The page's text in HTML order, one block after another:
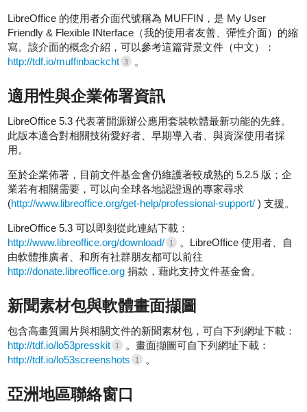
LibreOffice 的使用者介面代號稱為 MUFFIN，是 My User
Friendly & Flexible INterface（我的使用者友善、彈性介面）的縮
寫。該介面的概念介紹，可以參考這篇背景文件（中文）：
http://tdf.io/muffinbackcht 3 。
適用性與企業佈署資訊
LibreOffice 5.3 代表著開源辦公應用套裝軟體最新功能的先鋒。
此版本適合對相關技術愛好者、早期導入者、與資深使用者採
用。
至於企業佈署，目前文件基金會仍維護著較成熟的 5.2.5 版；企
業若有相關需要，可以向全球各地認證過的專家尋求
(http://www.libreoffice.org/get-help/professional-support/ ) 支援。
LibreOffice 5.3 可以即刻從此連結下載：
http://www.libreoffice.org/download/
1
。LibreOffice 使用者、自
由軟體推廣者、和所有社群朋友都可以前往
http://donate.libreoffice.org 捐款，藉此支持文件基金會。
新聞素材包與軟體畫面擷圖
包含高畫質圖片與相關文件的新聞素材包，可自下列網址下載：
http://tdf.io/lo53presskit
1
。畫面擷圖可自下列網址下載：
http://tdf.io/lo53screenshots
1 。
亞洲地區聯絡窗口